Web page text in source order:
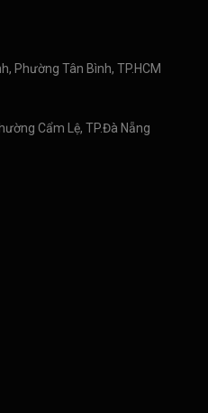
Phường Tân Bình, TP.HCM
Cẩm Lệ, TP.Đà Nẵng